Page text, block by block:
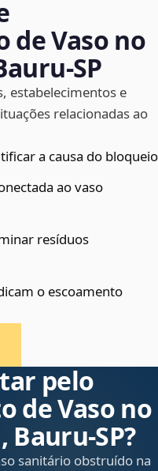
de Vaso no
estabelecimentos e
relacionadas ao
a causa do bloqueio
ao vaso
resíduos
o escoamento
pelo
de Vaso no
Bauru‑SP?
sanitário obstruído na